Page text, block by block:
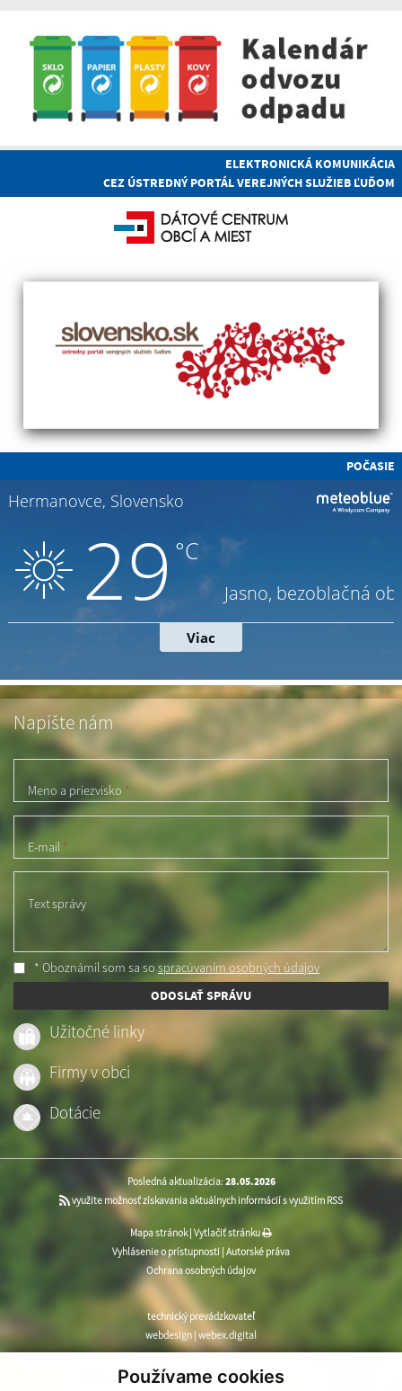
Používame cookies
ELEKTRONICKÁ KOMUNIKÁCIA
CEZ ÚSTREDNÝ PORTÁL VEREJNÝCH SLUŽIEB ĽUĎOM
POČASIE
Napíšte nám
Meno a priezvisko *
E-mail *
Text správy
* Oboznámil som sa sospracúvaním osobných údajov
ODOSLAŤ SPRÁVU
Užitočné linky
Firmy v obci
Dotácie
Posledná aktualizácia: 28.05.2026
využite možnosť získavania aktuálnych informácií s využitím RSS
Mapa stránok| Vytlačiť stránku
Vyhlásenie o prístupnosti Autorské práva
Ochrana osobných údajov
technický prevádzkovateľ
webdesign webex.digital
CMS systém (redakčný) systém ECHELON 2
webhosting
,webex.digital, domény, registrácia domény